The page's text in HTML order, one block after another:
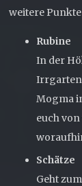
weitere
Rubine
In der
Irrgarten
Mogma
euch
Schätze
Geht